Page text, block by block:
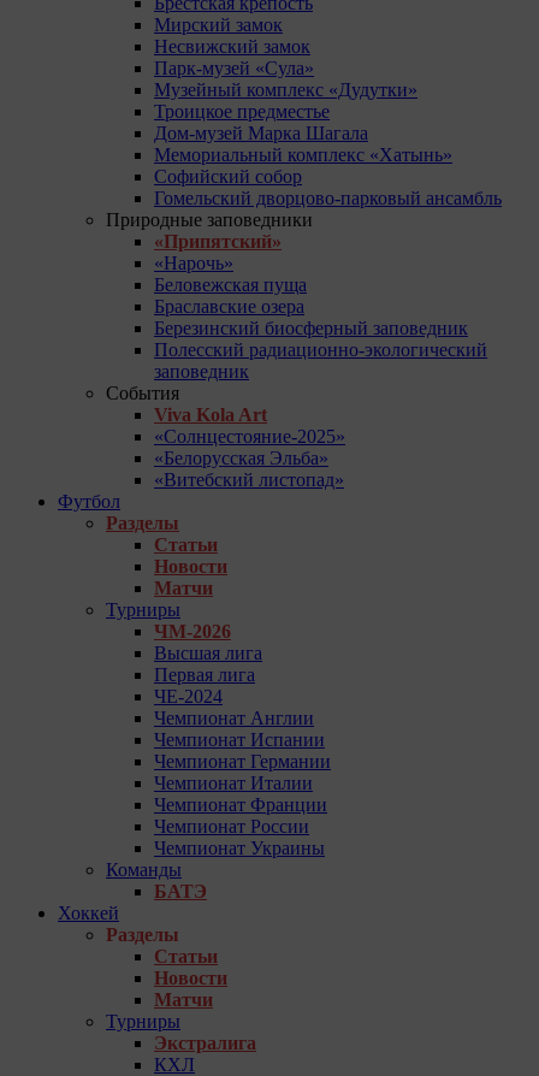
Мирский замок
Несвижский замок
Парк-музей «Сула»
Музейный комплекс «Дудутки»
Троицкое предместье
Дом-музей Марка Шагала
Мемориальный комплекс «Хатынь»
Софийский собор
Гомельский дворцово-парковый ансамбль
Природные заповедники
«Припятский»
«Нарочь»
Беловежская пуща
Браславские озера
Березинский биосферный заповедник
Полесский радиационно-экологический
заповедник
События
Viva Kola Art
«Солнцестояние-2025»
«Белорусская Эльба»
«Витебский листопад»
Футбол
Разделы
Статьи
Новости
Матчи
Турниры
ЧМ-2026
Высшая лига
Первая лига
ЧЕ-2024
Чемпионат Англии
Чемпионат Испании
Чемпионат Германии
Чемпионат Италии
Чемпионат Франции
Чемпионат России
Чемпионат Украины
Команды
БАТЭ
Хоккей
Разделы
Статьи
Новости
Матчи
Турниры
Экстралига
КХЛ